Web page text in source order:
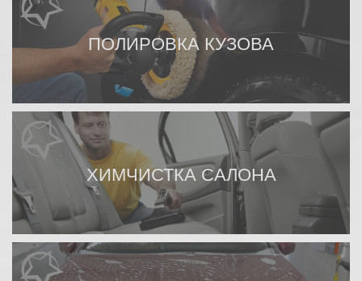
ПОЛИРОВКА КУЗОВА
ХИМЧИСТКА САЛОНА